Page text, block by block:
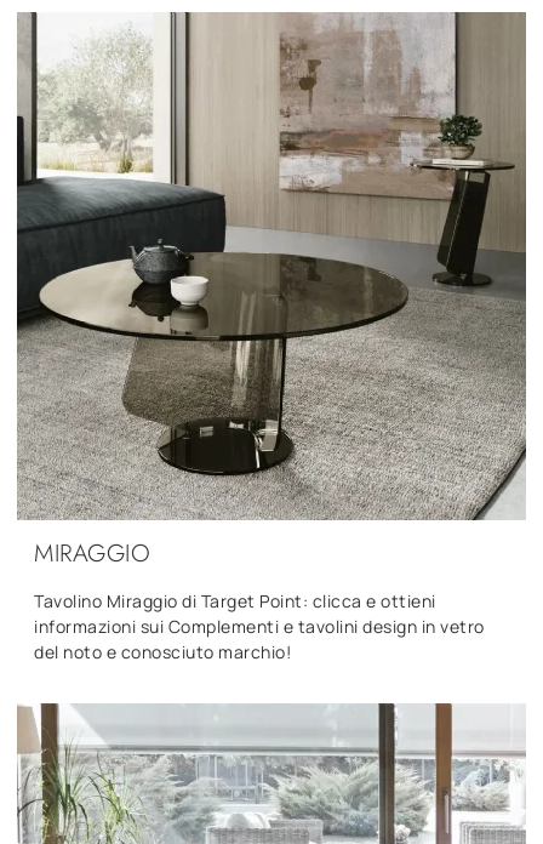
MIRAGGIO
Tavolino Miraggio di Target Point: clicca e ottieni
informazioni sui Complementi e tavolini design in vetro
del noto e conosciuto marchio!